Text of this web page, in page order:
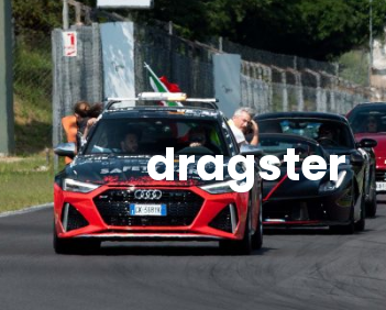
dragster